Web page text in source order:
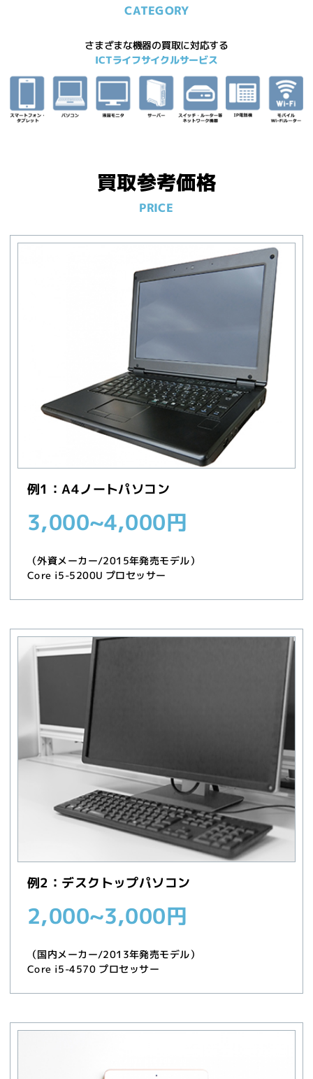
CATEGORY
さまざまな機器の買取に対応する
ICTライフサイクルサービス
買取参考価格
PRICE
例1：A4ノートパソコン
3,000~4,000円
（外資メーカー/2015年発売モデル）
Core i5-5200U プロセッサー
例2：デスクトップパソコン
2,000~3,000円
（国内メーカー/2013年発売モデル）
Core i5-4570 プロセッサー